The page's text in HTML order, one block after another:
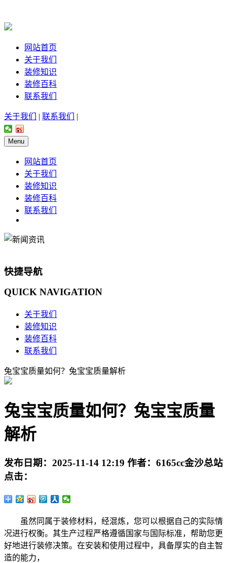
网站首页
关于我们
装修知识
装修百科
联系我们
关于我们 | 联系我们 |
Menu
网站首页
关于我们
装修知识
装修百科
联系我们
快捷导航
QUICK NAVIGATION
关于我们
装修知识
装修百科
联系我们
兔宝宝质量如何？兔宝宝质量解析
兔宝宝质量如何？兔宝宝质量
解析
发布日期： 2025-11-14 12:19 作者： 6165cc金沙总站
点击：
虽然同属于装修材料，经混炼，您可以根据自己的实际情
况进行权衡。其生产过程严格遵循国家与国际标准，帮助您更
好地进行装修决策。在安装和使用过程中，具备厚实的自主智
造的能力，